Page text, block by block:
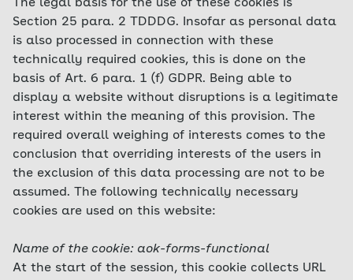
The legal basis for the use of these cookies is
Section 25 para. 2 TDDDG. Insofar as personal data
is also processed in connection with these
technically required cookies, this is done on the
basis of Art. 6 para. 1 (f) GDPR. Being able to
display a website without disruptions is a legitimate
interest within the meaning of this provision. The
required overall weighing of interests comes to the
conclusion that overriding interests of the users in
the exclusion of this data processing are not to be
assumed. The following technically necessary
cookies are used on this website:
Name of the cookie: aok-forms-functional
At the start of the session, this cookie collects URL